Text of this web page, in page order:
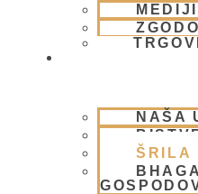
MEDIJI
NAŠA
ŠRILA